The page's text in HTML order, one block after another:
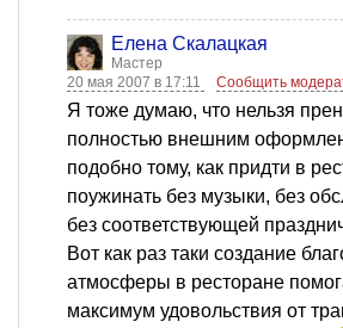
Елена Скалацкая
Мастер
20 мая 2007 в 17:11
Сообщить
Я тоже думаю, что нельзя
полностью внешним
подобно тому, как придти в
поужинать без музыки, без
без соответствующей
Вот как раз таки создание
атмосферы в ресторане
максимум удовольствия от